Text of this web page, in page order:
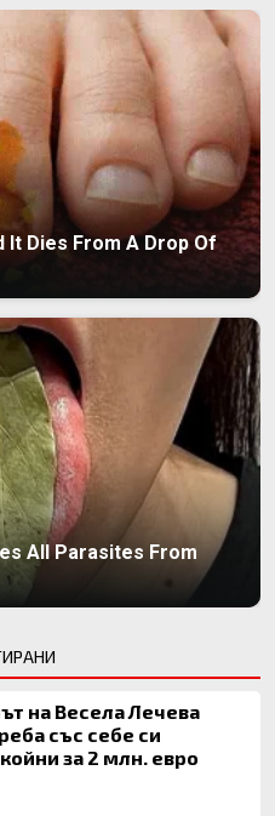
It Dies From A Drop Of
All Parasites From
на Весела Лечева
със себе си
за 2 млн. евро